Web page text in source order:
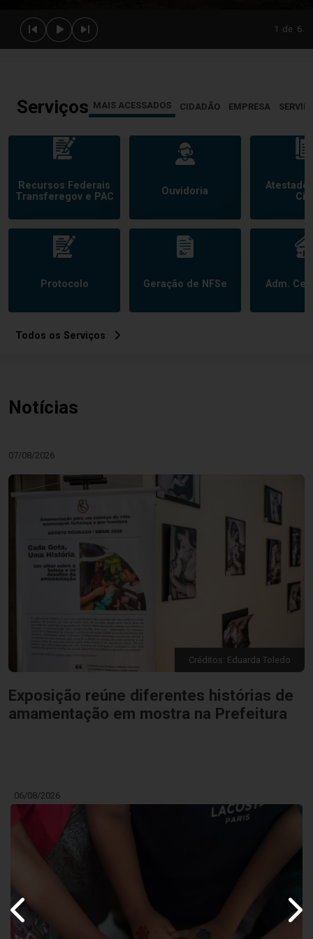
1 de 6
Serviços MAIS ACESSADOS CIDADÃO EMPRESA
Recursos Federais
Transferegov e PAC
Protocolo
Ouvidoria
Geração de NFSe
Atestado
Adm.
Todos os Serviços
Notícias
07/08/2026
Créditos: Eduarda Toledo
Exposição reúne diferentes histórias de
amamentação em mostra na Prefeitura
06/08/2026